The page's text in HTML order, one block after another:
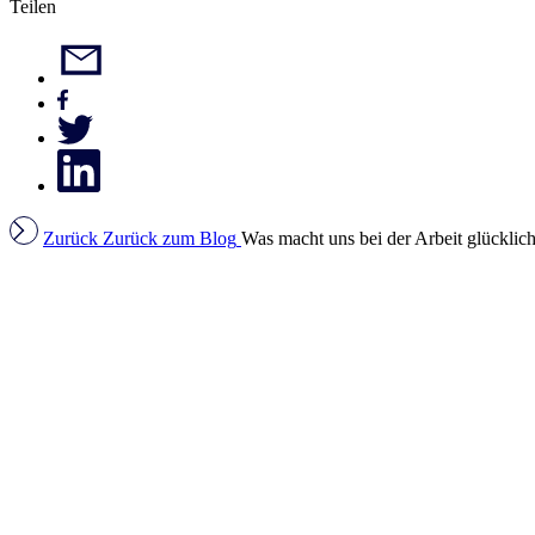
Teilen
Zurück Zurück zum Blog Was macht uns bei der Arbeit